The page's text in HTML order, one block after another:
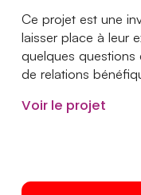
Ce projet est une
laisser place à leur
quelques questions
de relations
Voir le projet